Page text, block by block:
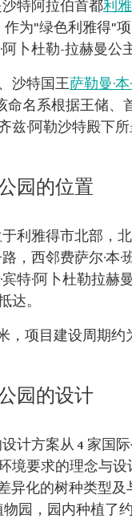
沙特阿拉伯首都利
作为"绿色利雅得
卜杜勒-拉赫曼公
沙特国王萨勒曼·
命名系根据王储
兹·阿勒沙特殿下
园的位置
利雅得市北部，
，西邻费萨尔·本
宾特·阿卜杜勒拉
达。
项目建设周期约
园的设计
计方案从 4 家国
境要求的理念与
异化的树种类型
园，园内种植了